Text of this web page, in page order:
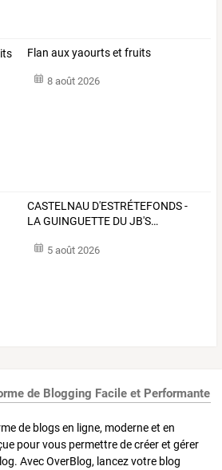
Flan aux yaourts et fruits
8 août 2026
CASTELNAU D'ESTRÉTEFONDS-
LAGUINGUETTE DUJB'S…
5 août 2026
de Blogging Facile et Performante
de blogs en ligne, moderne et en
pour vous permettre de créer et gérer
Avec OverBlog, lancez votre blog